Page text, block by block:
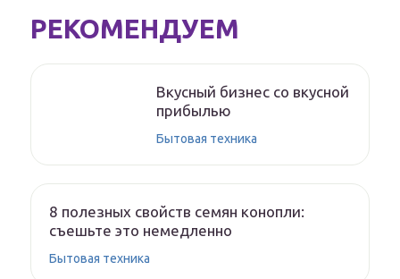
РЕКОМЕНДУЕМ
Вкусный бизнес со вкусной
прибылью
Бытовая техника
8 полезных свойств семян конопли:
съешьте это немедленно
Бытовая техника